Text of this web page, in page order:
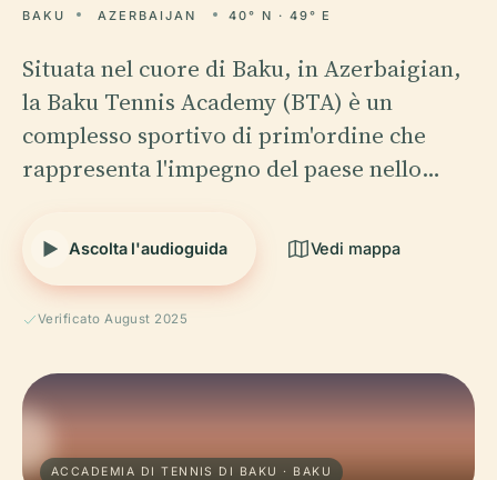
BAKU AZERBAIJAN 40° N · 49° E
Situata nel cuore di Baku, in Azerbaigian,
la Baku Tennis Academy (BTA) è un
complesso sportivo di prim'ordine che
rappresenta l'impegno del paese nello…
Ascolta l'audioguida Vedi mappa
Verificato August 2025
ACCADEMIA DI TENNIS DI BAKU · BAKU